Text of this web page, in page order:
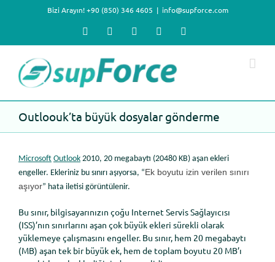
Bizi Arayın! +90 (850) 346 4605 | info@supforce.com
Facebook LinkedInYouTube
Outloouk’ta büyük dosyalar gönderme
Microsoft Outlook2010, 20 megabaytı (20480 KB) aşan ekleri
engeller. Ekleriniz bu sınırı aşıyorsa, “Ek boyutu izin verilen sınırı
aşıyor” hata iletisi görüntülenir.
Bu sınır, bilgisayarınızın çoğu Internet Servis Sağlayıcısı
(ISS)’nın sınırlarını aşan çok büyük ekleri sürekli olarak
yüklemeye çalışmasını engeller. Bu sınır, hem 20 megabaytı
(MB) aşan tek bir büyük ek, hem de toplam boyutu 20 MB’ı